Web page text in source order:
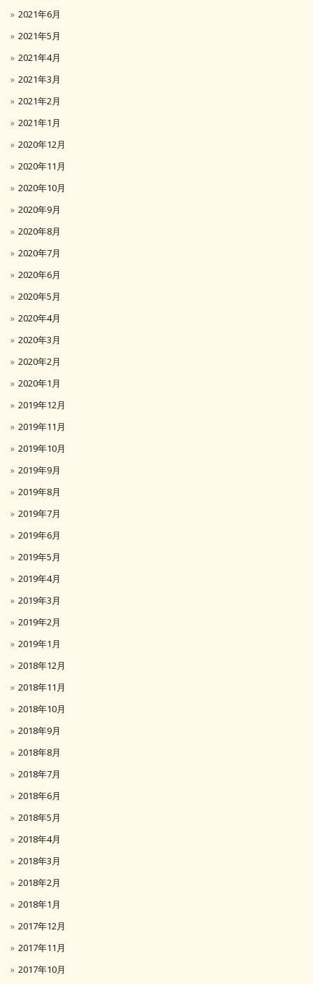
2021年6月
2021年5月
2021年4月
2021年3月
2021年2月
2021年1月
2020年12月
2020年11月
2020年10月
2020年9月
2020年8月
2020年7月
2020年6月
2020年5月
2020年4月
2020年3月
2020年2月
2020年1月
2019年12月
2019年11月
2019年10月
2019年9月
2019年8月
2019年7月
2019年6月
2019年5月
2019年4月
2019年3月
2019年2月
2019年1月
2018年12月
2018年11月
2018年10月
2018年9月
2018年8月
2018年7月
2018年6月
2018年5月
2018年4月
2018年3月
2018年2月
2018年1月
2017年12月
2017年11月
2017年10月